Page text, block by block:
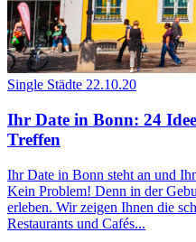
Single Städte 22.10.20
Ihr Date in Bonn: 24
Treffen
Ihr Date in Bonn steht an und
Kein Problem! Denn in der
erleben. Wir zeigen Ihnen die
Restaurants und Cafés...